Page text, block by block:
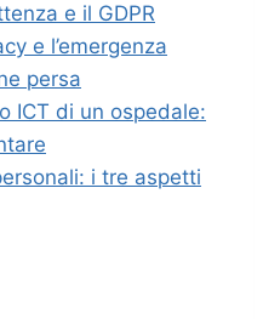
e il GDPR
e l’emergenza
persa
ICT di un ospedale:
i tre aspetti